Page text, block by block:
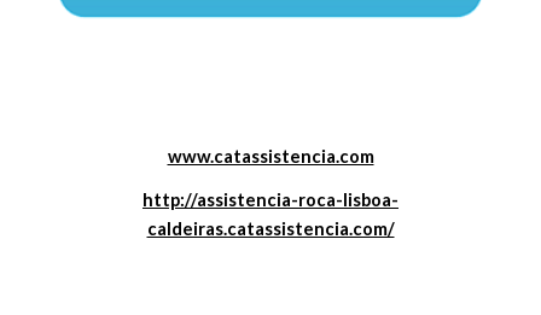
www.catassistencia.com
http://assistencia-roca-lisboa-
caldeiras.catassistencia.com/